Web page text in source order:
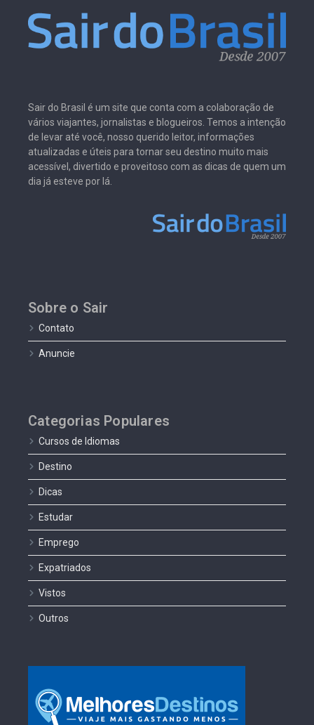
Sair do Brasil é um site que conta com a colaboração de
vários viajantes, jornalistas e blogueiros. Temos a intenção
de levar até você, nosso querido leitor, informações
atualizadas e úteis para tornar seu destino muito mais
acessível, divertido e proveitoso com as dicas de quem um
dia já esteve por lá.
Sobre o Sair
Contato
Anuncie
Categorias Populares
Cursos de Idiomas
Destino
Dicas
Estudar
Emprego
Expatriados
Vistos
Outros